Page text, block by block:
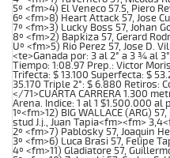
5º <fm>4) El Veneco 57.5, Piero
6º <fm>8) Heart Attack 57, Jose
7º <fm>3) Lucky Boss 57, Johan
8º <fm>2) Bapkiza 57, Gerard
Uº <fm>5) Rio Perez 57, Jose D.
<te>Ganada por: 3 al 2° a 3 ¾ al 3°
Tiempo: 1:08.97 Prep.: Victor
Trifecta: $ 13.100 Superfecta: $
35.170 Triple 2°: $ 6.880 Retiros:
</71>CUARTA CARRERA 1.300
Arena. Indice: 1 al 1 $1.500.000 al
1º<fm>12) BIG WALLACE (ARG)
stud J.j., Juan Tapia<fm><fm>
2º <fm>7) Pablosky 57, Joaquin
3º <fm>6) Luca Brasi 57, Felipe
4º <fm>11) Gladiatore 57,